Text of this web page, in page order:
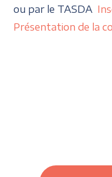
ou par le TASDA
Présentation de la